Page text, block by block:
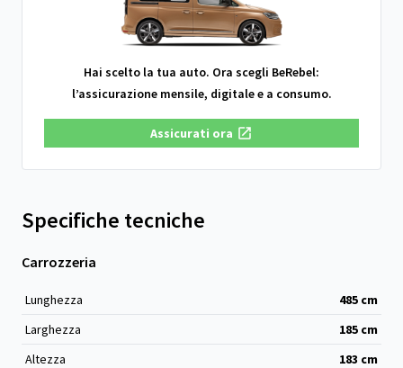
Hai scelto la tua auto. Ora scegli BeRebel:
l’assicurazione mensile, digitale e a consumo.
Assicurati ora
Specifiche tecniche
Carrozzeria
Lunghezza 485 cm
Larghezza
185 cm
Altezza
183 cm